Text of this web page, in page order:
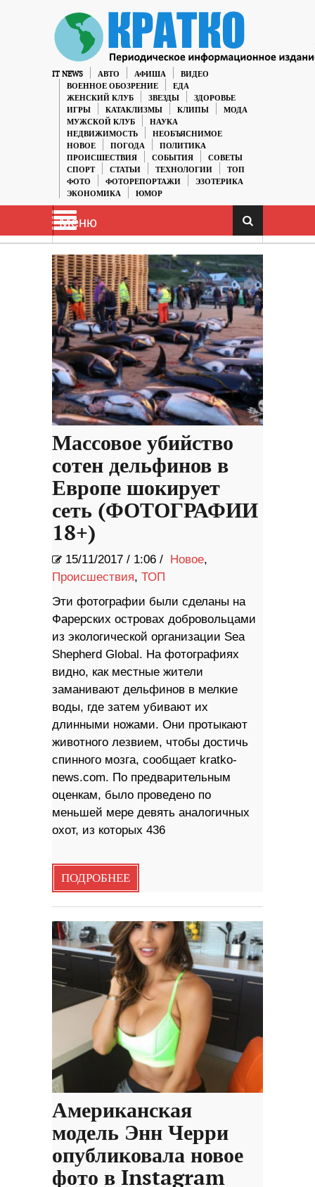
IT NEWS АВТО АФИША
ВИДЕО
ВОЕННОЕ ОБОЗРЕНИЕ
ЕДА
ЖЕНСКИЙ КЛУБ
ЗВЕЗДЫ
ЗДОРОВЬЕ
ИГРЫ
КАТАКЛИЗМЫ КЛИПЫ
МОДА
МУЖСКОЙ КЛУБ
НАУКА
НЕДВИЖИМОСТЬ
НЕОБЪЯСНИМОЕ
НОВОЕ
ПОГОДА
ПОЛИТИКА
ПРОИСШЕСТВИЯ
СОБЫТИЯ
СОВЕТЫ
СПОРТ
СТАТЬИ ТЕХНОЛОГИИ
ТОП
ФОТО
ФОТОРЕПОРТАЖИ
ЭЗОТЕРИКА
ЭКОНОМИКА
ЮМОР
Меню
Массовое убийство
сотен дельфинов в
Европе шокирует
сеть (ФОТОГРАФИИ
18+)
15/11/2017 / 1:06 / Новое,
Происшествия, ТОП
Эти фотографии были сделаны на
Фарерских островах добровольцами
из экологической организации Sea
Shepherd Global. На фотографиях
видно, как местные жители
заманивают дельфинов в мелкие
воды, где затем убивают их
длинными ножами. Они протыкают
животного лезвием, чтобы достичь
спинного мозга, сообщает kratko-
news.com. По предварительным
оценкам, было проведено по
меньшей мере девять аналогичных
охот, из которых 436
ПОДРОБНЕЕ
Американская
модель Энн Черри
опубликовала новое
фото в Instagram